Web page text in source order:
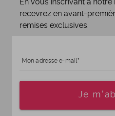
En vous inscrivant à
recevrez en avant-
remises exclusives.
Mon adresse e-mail
Je